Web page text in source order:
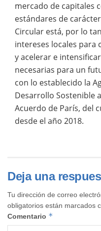
mercado de capitales
estándares de
Circular está, por lo
intereses locales para
y acelerar e
necesarias para un
con lo establecido la
Desarrollo Sostenible
Acuerdo de París, del
desde el año 2018.
Deja una
Tu dirección de correo
obligatorios están marcados
Comentario *